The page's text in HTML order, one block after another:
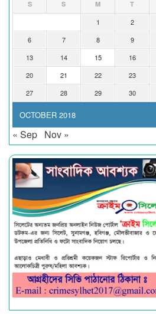
OCTOBER 2018
S S M T
1 2
6
7 8 9
13
14 15 16
20
21 22 23
27
28 29 30
« Sep Nov »